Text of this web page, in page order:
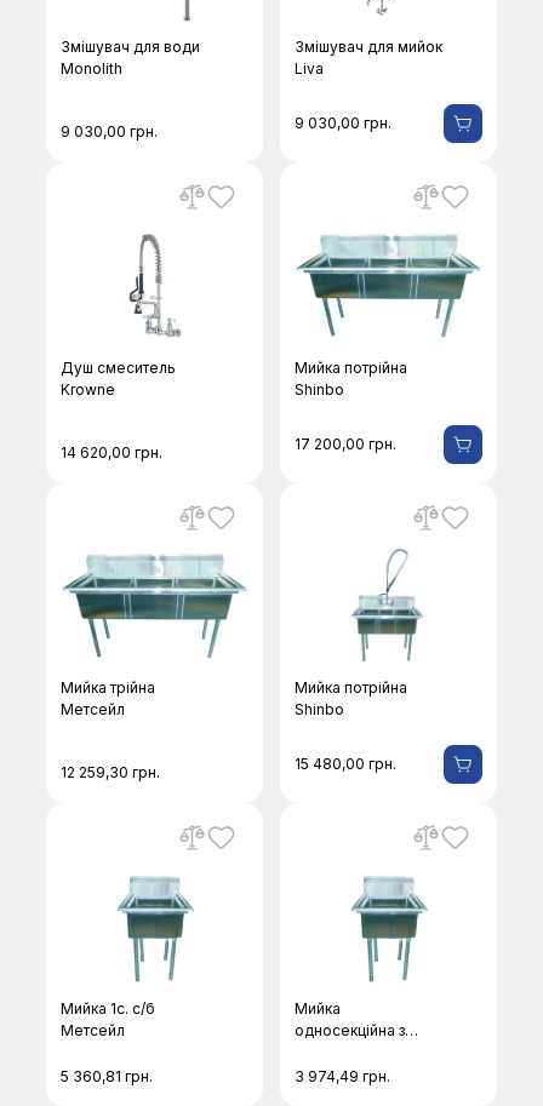
Змішувач для води
Monolith
9 030,00грн.
Змішувач для мийок
Liva
9 030,00грн.
Душ смеситель
Krowne
14 620,00грн.
Мийка потрійна
Shinbo
17 200,00грн.
Мийка трійна
Метсейл
12 259,30грн.
Мийка потрійна
Shinbo
15 480,00грн.
Мийка 1с. с/б
Метсейл
5 360,81грн.
Мийка
односекційна з
3 974,49грн.